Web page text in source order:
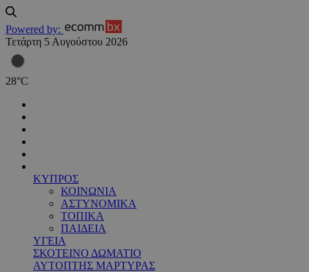
Powered by:
Τετάρτη 5 Αυγούστου 2026
28°C
ΚΥΠΡΟΣ
ΚΟΙΝΩΝΙΑ
ΑΣΤΥΝΟΜΙΚΑ
ΤΟΠΙΚΑ
ΠΑΙΔΕΙΑ
ΥΓΕΙΑ
ΣΚΟΤΕΙΝΟ ΔΩΜΑΤΙΟ
ΑΥΤΟΠΤΗΣ ΜΑΡΤΥΡΑΣ